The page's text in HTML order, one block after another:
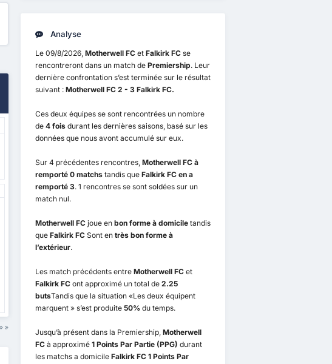
Analyse
Le 09/8/2026, Motherwell FCet Falkirk FCse
rencontreront dans un match de Premiership. Leur
dernière confrontation s’est terminée sur le résultat
suivant : Motherwell FC 2 - 3 Falkirk FC.
Ces deux équipes se sont rencontrées un nombre
de 4 foisdurant les dernières saisons, basé sur les
données que nous avont accumulé sur eux.
Sur 4 précédentes rencontres, Motherwell FC à
remporté 0 matchstandis que Falkirk FC en a
remporté 3. 1 rencontres se sont soldées sur un
match nul.
Motherwell FCjoue en bon forme à domiciletandis
que Falkirk FCSont en très bon forme à
l’extérieur.
Les match précédents entre Motherwell FCet
Falkirk FCont approximé un total de 2.25
butsTandis que la situation «Les deux équipent
marquent » s’est produite 50% du temps.
Jusqu’à présent dans la Premiership, Motherwell
FCà approximé 1 Points Par Partie (PPG) durant
les matchs a domicile Falkirk FC 1 Points Par